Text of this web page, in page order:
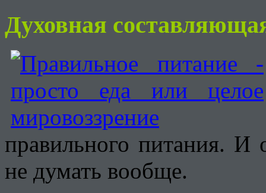
Духовная
правильного питания. И
не думать вообще.